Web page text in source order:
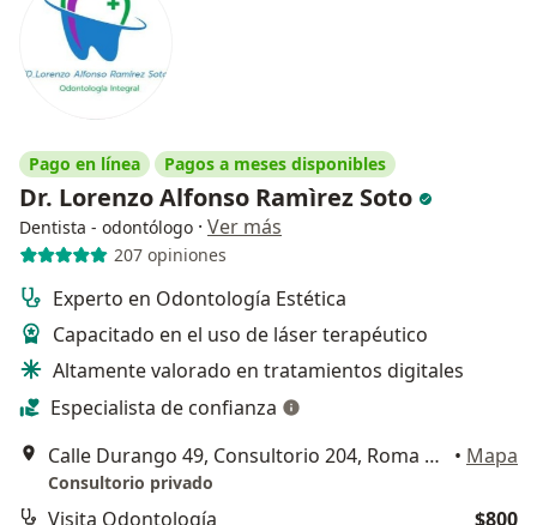
Pago en línea Pagos a meses disponibles
Dr. Lorenzo Alfonso Ramìrez Soto
Dentista - odontólogo · Ver más
207 opiniones
Experto en Odontología Estética
Capacitado en el uso de láser terapéutico
Altamente valorado en tratamientos digitales
Especialista de confianza
Calle Durango 49, Consultorio 204, Roma Norte CDMX, Cuauhtémoc
• Mapa
Consultorio privado
Visita Odontología $800